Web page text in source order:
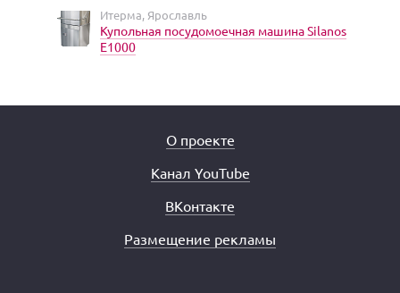
Итерма, Ярославль
Купольная посудомоечная машина Silanos
E1000
О проекте
Канал YouTube
ВКонтакте
Размещение рекламы